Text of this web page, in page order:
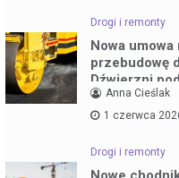
Drogi i remonty
Nowa umowa
przebudowę
Dźwierzni
Anna Cieślak
1 czerwca
Drogi i remonty